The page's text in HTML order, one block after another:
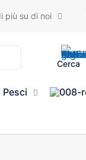
più su di noi
Cerca
Pesci